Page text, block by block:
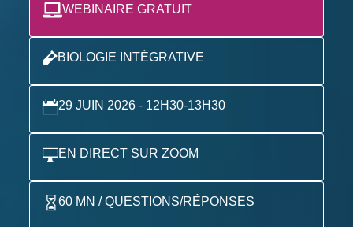
WEBINAIRE GRATUIT
BIOLOGIE INTÉGRATIVE
29 JUIN 2026 - 12H30-13H30
EN DIRECT SUR ZOOM
60 MN / QUESTIONS/RÉPONSES